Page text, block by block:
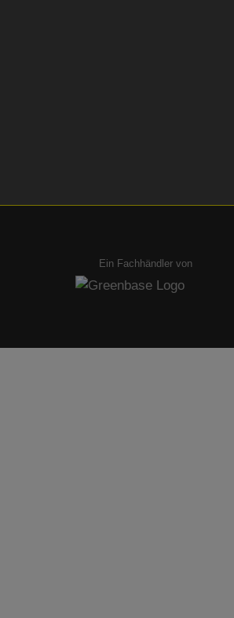
Ein Fachhändler von